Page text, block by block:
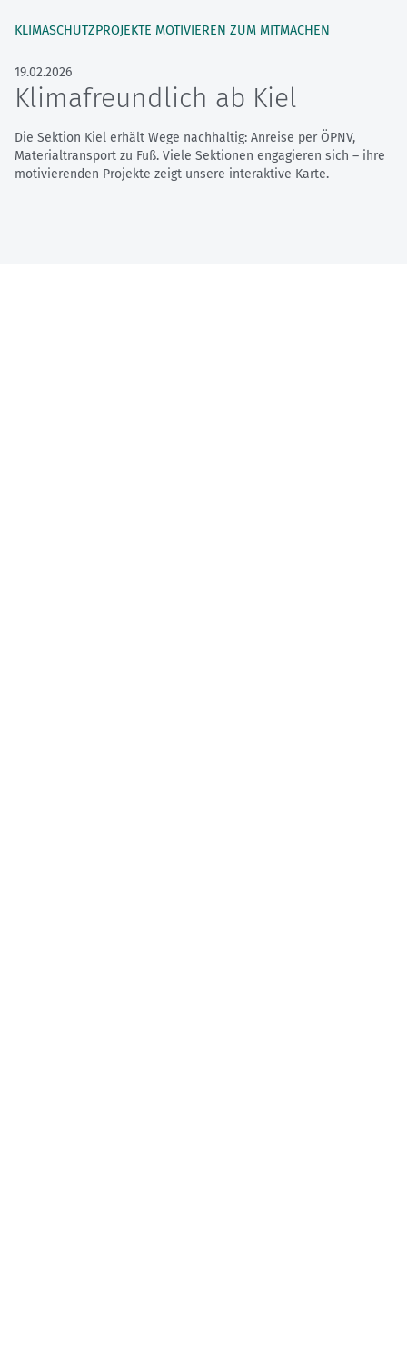
KLIMASCHUTZPROJEKTE MOTIVIEREN ZUM MITMACHEN
19.02.2026
Klimafreundlich ab Kiel
Die Sektion Kiel erhält Wege nachhaltig: Anreise per ÖPNV,
Materialtransport zu Fuß. Viele Sektionen engagieren sich – ihre
motivierenden Projekte zeigt unsere interaktive Karte.